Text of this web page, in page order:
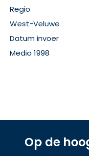
Regio
West-Veluwe
Datum invoer
Medio 1998
Op de